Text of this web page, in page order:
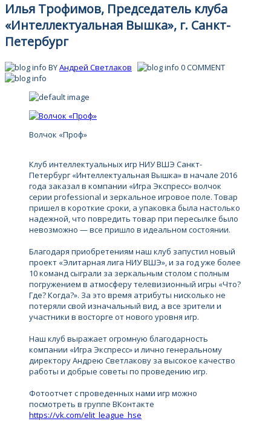
Илья Трофимов, Председатель клуба
«Интеллектуальная Вышка», г. Санкт-
Петербург
BYАндрей Светлаков 0 COMMENT
Волчок «Проф»
Клуб интеллектуальных игр НИУ ВШЭ Санкт-
Петербург «Интеллектуальная Вышка» в начале 2016
года заказал в компании «Игра Экспресс» волчок
серии professional и зеркальное игровое поле. Товар
пришел в короткие сроки, а упаковка была настолько
надежной, что повредить товар при пересылке было
невозможно — все пришло в идеальном состоянии.
Благодаря приобретениям наш клуб запустил новый
проект «Элитарная лига НИУ ВШЭ», и за год уже более
10 команд сыграли за зеркальным столом с полным
погружением в атмосферу телевизионный игры «Что?
Где? Когда?». За это время атрибуты нисколько не
потеряли свой изначальный вид, а все зрители и
участники в восторге от нового уровня игр.
Наш клуб выражает огромную благодарность
компании «Игра Экспресс» и лично генеральному
директору Андрею Светлакову за высокое качество
работы и добрые советы по проведению игр.
Фотоотчет с проведенных нами игр можно
посмотреть в группе ВКонтакте
https://vk.com/elit_league_hse